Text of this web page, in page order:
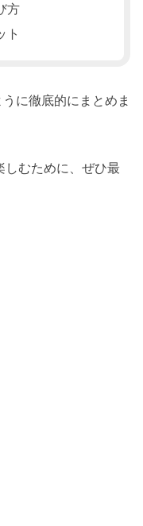
方
ト
に徹底的にまとめま
むために、ぜひ最